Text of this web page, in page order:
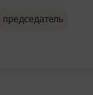
председатель